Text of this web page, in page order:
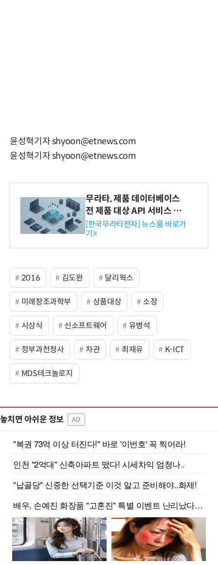
윤성혁기자 shyoon@etnews.com
윤성혁기자 shyoon@etnews.com
무라타, 제품 데이터베이스
전 제품 대상 API 서비스 제
공…73개 제품 카테고리로
확대
[한국무라타전자] 뉴스룸 바로가
기>
2016 김도완 달리웍스
미래창조과학부 상품대상 소장
시상식 신소프트웨어 유병석
정부과천청사 차관 최재유 K-ICT
MDS테크놀로지
놓치면 아쉬운 정보 AD